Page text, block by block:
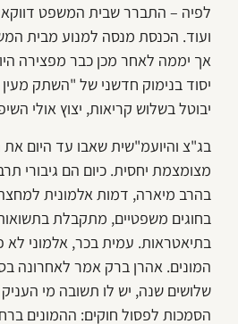
לפיה – התברר שבית המשפט דווקא
ועוד. הכנסת מנסה למנוע מבית
אך יממה לאחר מכן כבר מפצירה
יסוד בנימוק חדשני של "השתק
יבוטל בשלוש קריאות, יצוץ אולי
בג"צ והיועמ"שית שאבו עד היום
מצומצמת יחסית. כיום הם גיבורי
בהרב מיארה, דמות אלמונית
בחוגים משפטיים, מתקבלת
בתיאטראות. עמית בכר, אלמוני לא
המונים. אהרן ברק אמר לאחרונה
הסמכות לפסול חוקים: ההמונים